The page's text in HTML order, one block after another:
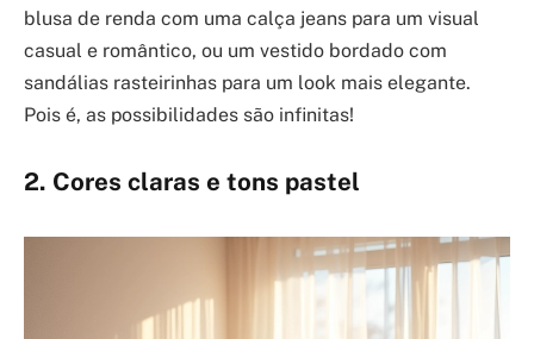
blusa de renda com uma calça jeans para um visual
casual e romântico, ou um vestido bordado com
sandálias rasteirinhas para um look mais elegante.
Pois é, as possibilidades são infinitas!
2. Cores claras e tons pastel